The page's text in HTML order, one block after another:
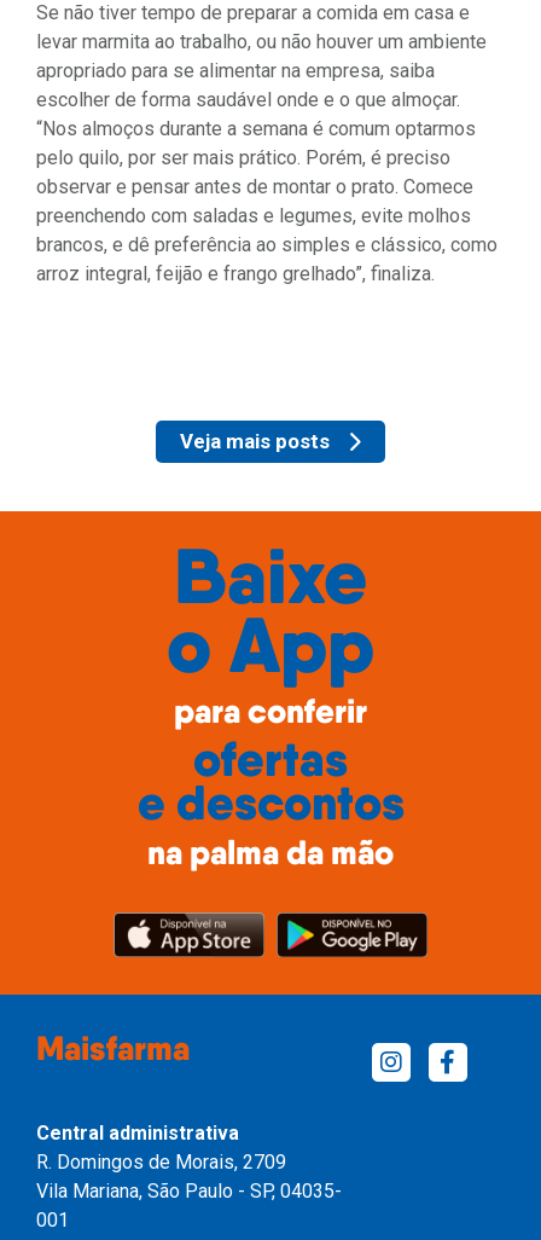
Se não tiver tempo de preparar a comida em casa e
levar marmita ao trabalho, ou não houver um ambiente
apropriado para se alimentar na empresa, saiba
escolher de forma saudável onde e o que almoçar.
“Nos almoços durante a semana é comum optarmos
pelo quilo, por ser mais prático. Porém, é preciso
observar e pensar antes de montar o prato. Comece
preenchendo com saladas e legumes, evite molhos
brancos, e dê preferência ao simples e clássico, como
arroz integral, feijão e frango grelhado”, finaliza.
Veja mais posts
Baixe
o App
para conferir
ofertas
e descontos
na palma da mão
Maisfarma
Central administrativa
R. Domingos de Morais, 2709
Vila Mariana, São Paulo - SP, 04035-
001